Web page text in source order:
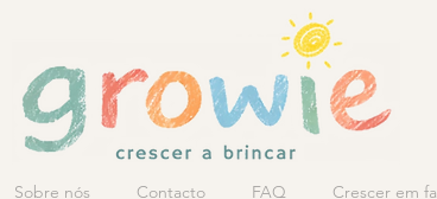
Sobre nós Contacto FAQ Crescer em